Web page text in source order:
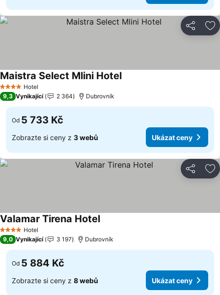
Sdílet
4 Počet hvězdiček
Hotel
Maistra Select Mlini HotelUkázat ceny
9,3 Vynikající 2 364 Dubrovník
Od 5 733 Kč
Zobrazte si ceny z 3 webů Ukázat ceny
Sdílet
4 Počet hvězdiček
Hotel
Valamar Tirena HotelUkázat ceny
9,0 Vynikající 3 197 Dubrovník
Od 5 884 Kč
Zobrazte si ceny z 8 webů Ukázat ceny